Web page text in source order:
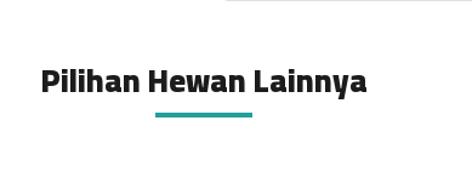
Pilihan Hewan Lainnya